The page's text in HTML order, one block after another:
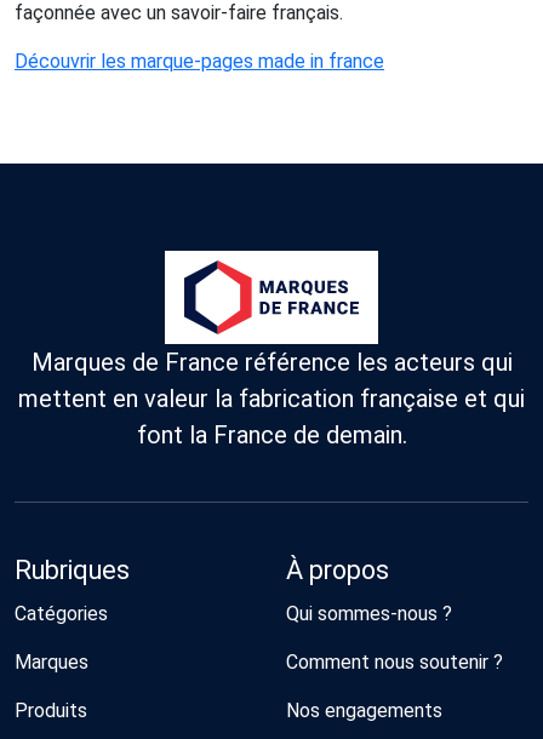
façonnée avec un savoir-faire français.
Découvrir les marque-pages made in france
Marques de France référence les acteurs qui
mettent en valeur la fabrication française et qui
font la France de demain.
Rubriques
Catégories
Marques
Produits
À propos
Qui sommes-nous ?
Comment nous soutenir ?
Nos engagements